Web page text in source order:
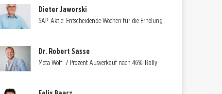
Dieter Jaworski
SAP-Aktie: Entscheidende Wochen für die Erholung
Dr. Robert Sasse
Meta Wolf: 7 Prozent Ausverkauf nach 46%-Rally